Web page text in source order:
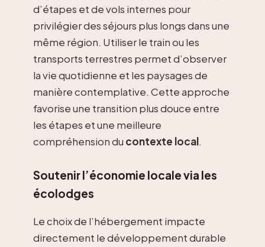
d’étapes et de vols internes pour
privilégier des séjours plus longs dans une
même région. Utiliser le train ou les
transports terrestres permet d’observer
la vie quotidienne et les paysages de
manière contemplative. Cette approche
favorise une transition plus douce entre
les étapes et une meilleure
compréhension du contexte local.
Soutenir l’économie locale via les
écolodges
Le choix de l’hébergement impacte
directement le développement durable